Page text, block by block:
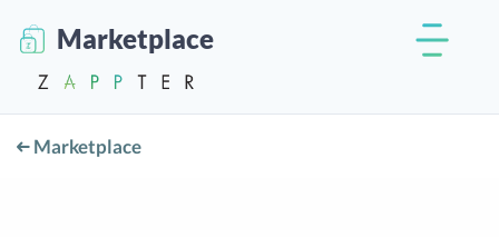
Marketplace
Marketplace